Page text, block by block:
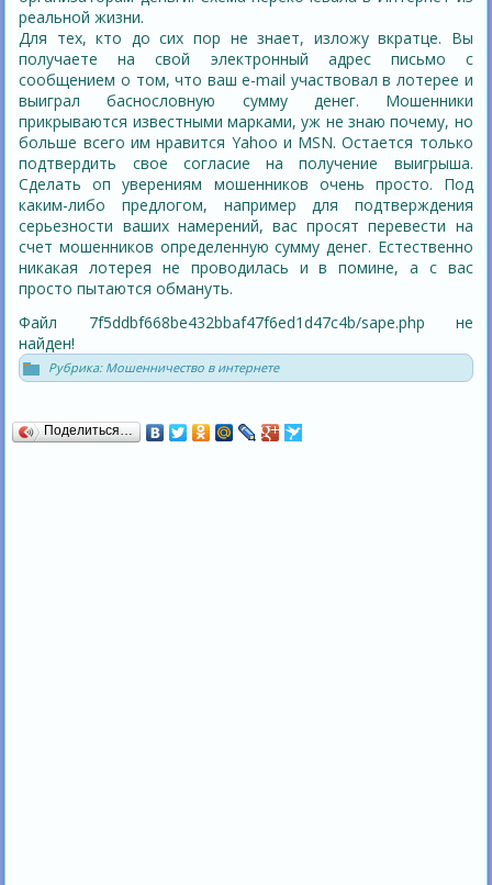
реальной жизни.
Для тех, кто до сих пор не знает, изложу вкратце. Вы
получаете на свой электронный адрес письмо с
сообщением о том, что ваш e-mail участвовал в лотерее и
выиграл баснословную сумму денег. Мошенники
прикрываются известными марками, уж не знаю почему, но
больше всего им нравится Yahoo и MSN. Остается только
подтвердить свое согласие на получение выигрыша.
Сделать оп уверениям мошенников очень просто. Под
каким-либо предлогом, например для подтверждения
серьезности ваших намерений, вас просят перевести на
счет мошенников определенную сумму денег. Естественно
никакая лотерея не проводилась и в помине, а с вас
просто пытаются обмануть.
Файл 7f5ddbf668be432bbaf47f6ed1d47c4b/sape.php не
найден!
Рубрика: Мошенничество в интернете
Поделиться…